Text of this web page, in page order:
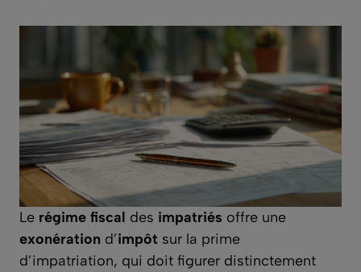
Le régime fiscal des impatriés offre une
exonération d’impôt sur la prime
d’impatriation, qui doit figurer distinctement